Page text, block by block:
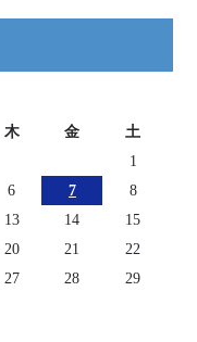
木 金 土
1
6 7
8
13 14
15
20 21
22
27 28
29